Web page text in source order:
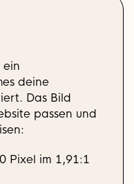
ein
deine
Das Bild
passen und
Pixel im 1,91:1